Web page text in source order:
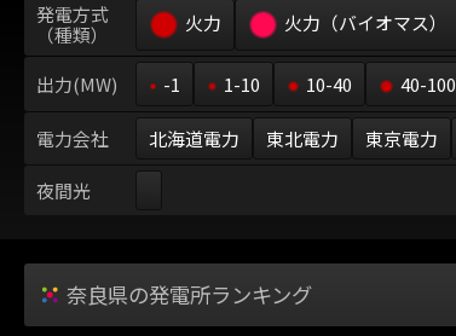
発電方式
（種類）
火力 火力（バイオマス）
出力(MW) -1 1-10 10-40 40-100
電力会社 北海道電力 東北電力 東京電力
夜間光
奈良県の発電所ランキング